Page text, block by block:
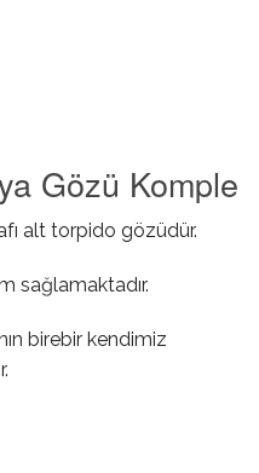
hakkında
Gözü Komple
alt torpido gözüdür.
sağlamaktadır.
birebir kendimiz